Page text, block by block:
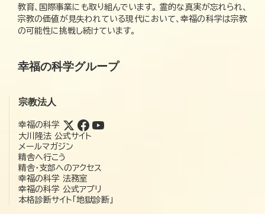
教育、国際事業にも取り組んでいます。 霊的な真実が忘れられ、
宗教の価値が見失われている現代において、幸福の科学は宗教
の可能性に挑戦し続けています。
幸福の科学グループ
宗教法人
幸福の科学
大川隆法 公式サイト
メールマガジン
精舎へ行こう
精舎・支部へのアクセス
幸福の科学 法務室
幸福の科学 公式アプリ
本格診断サイト「地獄診断」